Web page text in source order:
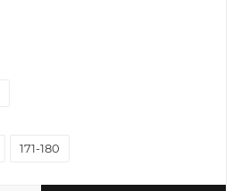
171-180